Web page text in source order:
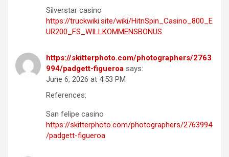
Silverstar casino
https://truckwiki.site/wiki/HitnSpin_Casino_800_E
UR200_FS_WILLKOMMENSBONUS
https://skitterphoto.com/photographers/2763
994/padgett-figueroa says:
June 6, 2026 at 4:53 PM
References:
San felipe casino
https://skitterphoto.com/photographers/2763994
/padgett-figueroa